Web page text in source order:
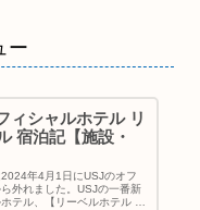
ー
ィシャルホテル リ
宿泊記【施設・
年4月1日にUSJのオフ
外れました。USJの一番新
テル、【リーベルホテル ア